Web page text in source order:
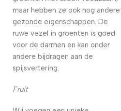
maar hebben ze ook nog andere
gezonde eigenschappen. De
ruwe vezel in groenten is goed
voor de darmen en kan onder
andere bijdragen aan de
spijsvertering.
Fruit